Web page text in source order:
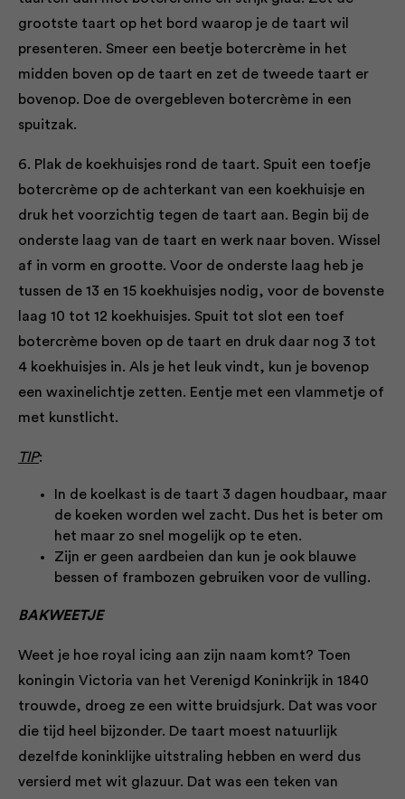
grootste taart op het bord waarop je de taart wil
presenteren. Smeer een beetje botercrème in het
midden boven op de taart en zet de tweede taart er
bovenop. Doe de overgebleven botercrème in een
spuitzak.
6. Plak de koekhuisjes rond de taart. Spuit een toefje
botercrème op de achterkant van een koekhuisje en
druk het voorzichtig tegen de taart aan. Begin bij de
onderste laag van de taart en werk naar boven. Wissel
af in vorm en grootte. Voor de onderste laag heb je
tussen de 13 en 15 koekhuisjes nodig, voor de bovenste
laag 10 tot 12 koekhuisjes. Spuit tot slot een toef
botercrème boven op de taart en druk daar nog 3 tot
4 koekhuisjes in. Als je het leuk vindt, kun je bovenop
een waxinelichtje zetten. Eentje met een vlammetje of
met kunstlicht.
TIP:
In de koelkast is de taart 3 dagen houdbaar, maar
de koeken worden wel zacht. Dus het is beter om
het maar zo snel mogelijk op te eten.
Zijn er geen aardbeien dan kun je ook blauwe
bessen of frambozen gebruiken voor de vulling.
BAKWEETJE
Weet je hoe royal icing aan zijn naam komt? Toen
koningin Victoria van het Verenigd Koninkrijk in 1840
trouwde, droeg ze een witte bruidsjurk. Dat was voor
die tijd heel bijzonder. De taart moest natuurlijk
dezelfde koninklijke uitstraling hebben en werd dus
versierd met wit glazuur. Dat was een teken van